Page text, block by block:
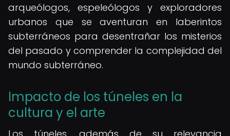
arqueólogos, espeleólogos y exploradores
urbanos que se aventuran en laberintos
subterráneos para desentrañar los misterios
del pasado y comprender la complejidad del
mundo subterráneo.
Impacto de los túneles en la
cultura y el arte